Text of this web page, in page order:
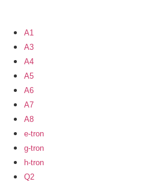
A1
A3
A4
A5
A6
A7
A8
e-tron
g-tron
h-tron
Q2